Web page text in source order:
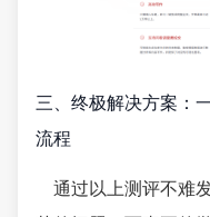
三、终极解决方案：
流程
通过以上测评不难